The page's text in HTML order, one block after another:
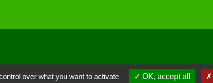
over what you want to activate OK, accept all